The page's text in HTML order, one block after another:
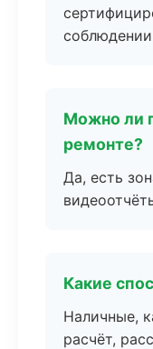
соблюдении
Можно ли
ремонте?
Да, есть
Какие
Наличные,
расчёт,